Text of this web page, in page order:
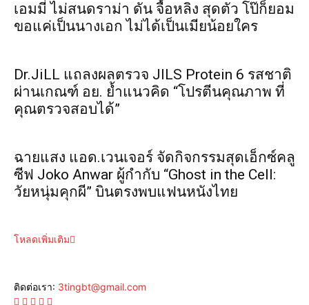
เอมมี่ ไม่สนดราม่า ดัน จื้อหลิง สุดตัว โป๊ก็ยอม
ขอแค่เป็นนางเอก ไม่ได้เป็นเมียน้อยใคร
Dr.JiLL แถลงผลตรวจ JILS Protein 6 รสชาติ
ผ่านเกณฑ์ อย. ย้ำแนวคิด “โปรตีนคุณภาพ ที่
คุณตรวจสอบได้”
ฉายแสง แอด.เวนเจอร์ จัดกิจกรรมสุดเอ็กซ์คลู
ซีฟ Joko Anwar ผู้กำกับ “Ghost in the Cell:
วัยหนุ่มคุกผี” บินตรงพบแฟนหนังไทย
โหลดเพิ่มเติม
ติดต่อเรา: 3tingbt@gmail.com